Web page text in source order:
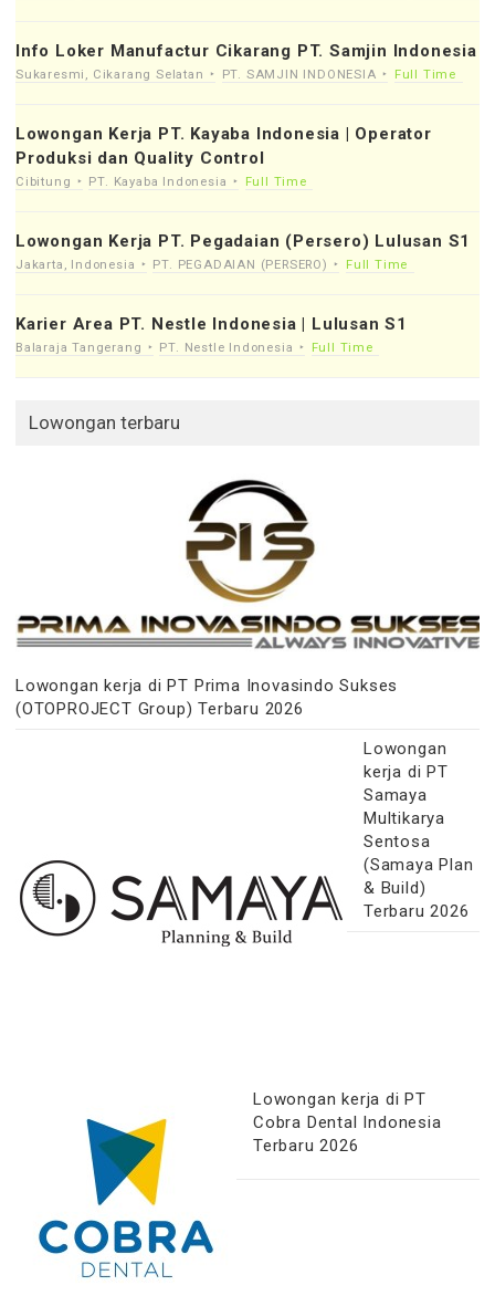
Info Loker Manufactur Cikarang PT. Samjin Indonesia
Sukaresmi, Cikarang Selatan PT. SAMJIN INDONESIA Full Time
Lowongan Kerja PT. Kayaba Indonesia | Operator
Produksi dan Quality Control
Cibitung PT. Kayaba Indonesia Full Time
Lowongan Kerja PT. Pegadaian (Persero) Lulusan S1
Jakarta, Indonesia PT. PEGADAIAN (PERSERO) Full Time
Karier Area PT. Nestle Indonesia | Lulusan S1
Balaraja Tangerang PT. Nestle Indonesia Full Time
Lowongan terbaru
Lowongan kerja di PT Prima Inovasindo Sukses
(OTOPROJECT Group) Terbaru 2026
Lowongan
kerja di PT
Samaya
Multikarya
Sentosa
(Samaya Plan
& Build)
Terbaru 2026
Lowongan kerja di PT
Cobra Dental Indonesia
Terbaru 2026